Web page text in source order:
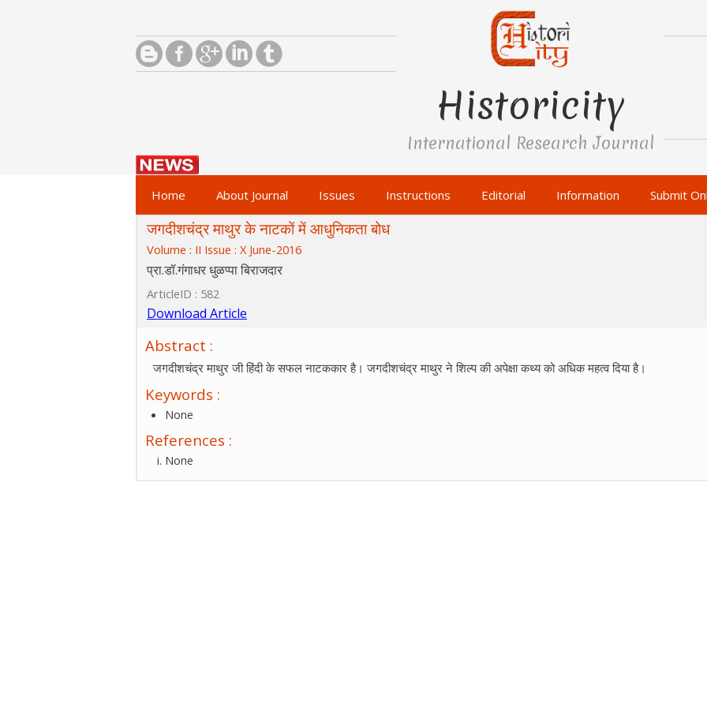
Historicity
International Research Journal
Home About Journal Issues Instructions Editorial Information Submit
जगदीशचंद्र माथुर के नाटकों में आधुनिकता बोध
Volume : II Issue : X June-2016
प्रा.डॉ.गंगाधर धुळप्पा बिराजदार
ArticleID : 582
Download Article
Abstract :
जगदीशचंद्र माथुर जी हिंदी के सफल नाटककार है। जगदीशचंद्र माथुर ने शिल्प की अपेक्षा कथ्य को अधिक महत्व दिया है।
Keywords :
None
References :
None